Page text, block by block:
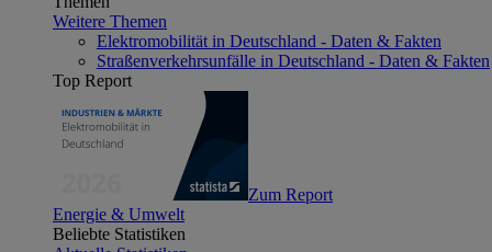
Weitere Themen
Elektromobilität in Deutschland - Daten & Fakten
Straßenverkehrsunfälle in Deutschland - Daten & Fakten
Top Report
Zum Report
Energie & Umwelt
Beliebte Statistiken